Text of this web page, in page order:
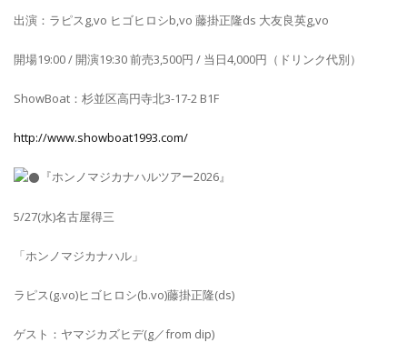
出演：ラピスg,vo ヒゴヒロシb,vo 藤掛正隆ds 大友良英g,vo
開場19:00 / 開演19:30 前売3,500円 / 当日4,000円（ドリンク代別）
ShowBoat：杉並区高円寺北3-17-2 B1F
http://www.showboat1993.com/
『ホンノマジカナハルツアー2026』
5/27(水)名古屋得三
「ホンノマジカナハル」
ラピス(g.vo)ヒゴヒロシ(b.vo)藤掛正隆(ds)
ゲスト：ヤマジカズヒデ(g／from dip)